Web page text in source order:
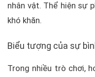
nhân vật. Thể hiện sự
khó khăn.
Biểu tượng của sự
Trong nhiều trò chơi,